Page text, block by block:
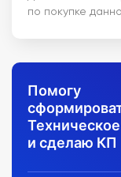
по покупке
Помогу
и сделаю КП